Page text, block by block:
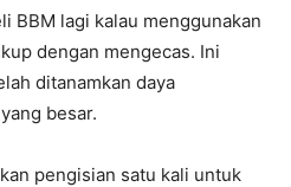
BBM lagi kalau menggunakan
dengan mengecas. Ini
ditanamkan daya
besar.
pengisian satu kali untuk